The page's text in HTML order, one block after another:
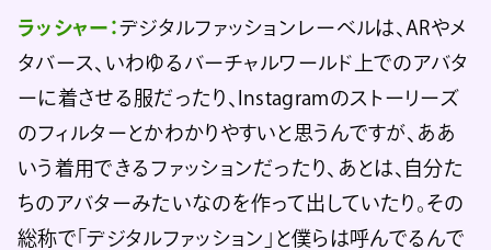
ラッシャー：デジタルファッションレーベルは、ARやメ
タバース、いわゆるバーチャルワールド上でのアバタ
ーに着させる服だったり、Instagramのストーリーズ
のフィルターとかわかりやすいと思うんですが、ああ
いう着用できるファッションだったり、あとは、自分た
ちのアバターみたいなのを作って出していたり。その
総称で「デジタルファッション」と僕らは呼んでるんで